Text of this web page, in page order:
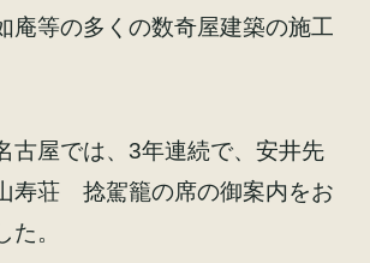
庵等の多くの数奇屋建築の施工
古屋では、3年連続で、安井先
寿荘 捻駕籠の席の御案内をお
た。
お客様の声